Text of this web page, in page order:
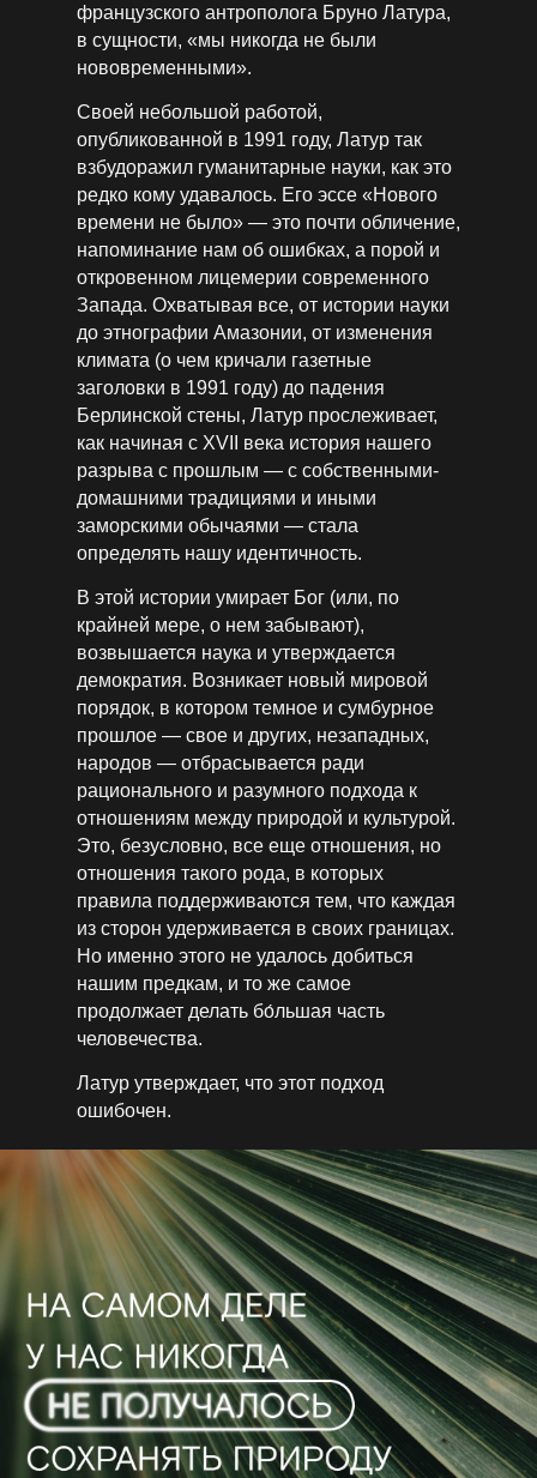
французского антрополога Бруно Латура,
в сущности, «мы никогда не были
нововременными».
Своей небольшой работой,
опубликованной в 1991 году, Латур так
взбудоражил гуманитарные науки, как это
редко кому удавалось. Его эссе «Нового
времени не было» — это почти обличение,
напоминание нам об ошибках, а порой и
откровенном лицемерии современного
Запада. Охватывая все, от истории науки
до этнографии Амазонии, от изменения
климата (о чем кричали газетные
заголовки в 1991 году) до падения
Берлинской стены, Латур прослеживает,
как начиная с XVII века­ история нашего
разрыва с прошлым — с собственными­
домашними традициями и иными
заморскими обычаями — стала
определять нашу идентичность.
В этой истории умирает Бог (или, по
крайней мере, о нем забывают),
возвышается наука и утверждается
демократия. Возникает новый мировой
порядок, в котором темное и сумбурное
прошлое — свое и ­других, незападных,
народов — отбрасывается ради
рационального и разумного подхода к
отношениям между природой и культурой.
Это, безусловно, все еще отношения, но
отношения такого рода, в которых
правила поддерживаются тем, что каждая
из сторон удерживается в своих границах.
Но­ именно этого не удалось добиться
нашим предкам, и то же самое
продолжает делать бо́льшая часть
человечества.
Латур утверждает, что этот подход
ошибочен.